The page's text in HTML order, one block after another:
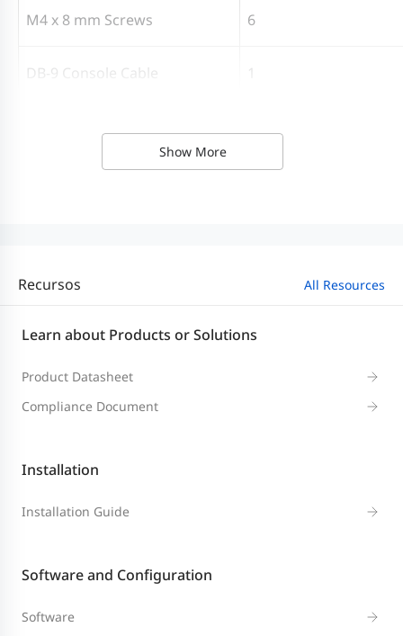
M4 x 8 mm Screws 6
DB-9 Console Cable 1
Package Weight
Package Dimension (w x d x h) 520 mm x 345 mm x
Show More
Recursos All Resources
Learn about Products or Solutions
Product Datasheet
Compliance Document
Installation
Installation Guide
Software and Configuration
Software